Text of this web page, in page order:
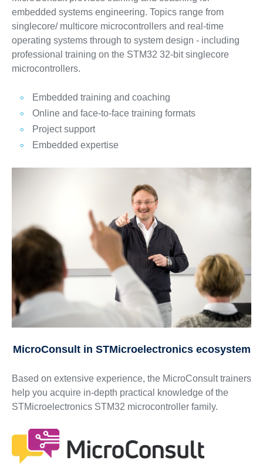
embedded systems engineering. Topics range from
singlecore/ multicore microcontrollers and real-time
operating systems through to system design - including
professional training on the STM32 32-bit singlecore
microcontrollers.
Embedded training and coaching
Online and face-to-face training formats
Project support
Embedded expertise
MicroConsult in STMicroelectronics ecosystem
Based on extensive experience, the MicroConsult trainers
help you acquire in-depth practical knowledge of the
STMicroelectronics STM32 microcontroller family.